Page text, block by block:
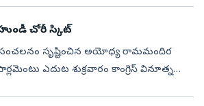
చోరీ స్కిట్‌
సంచలనం సృష్టించిన అయోధ్య రామమందిర
కాంగ్రెస్‌ వినూత్న